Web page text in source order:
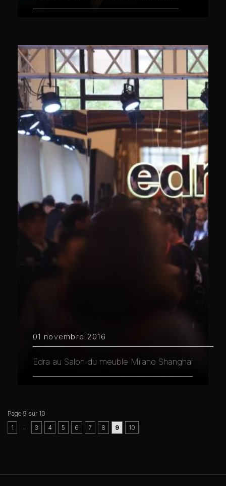
01 novembre 2016
Edra au Salon du meuble Milano Shanghai
Page 9 sur 10
1
3 4 5 6 7 8 9 10